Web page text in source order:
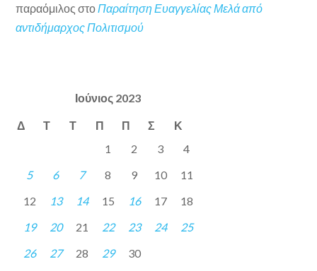
παραόμιλος στο Παραίτηση Ευαγγελίας Μελά από
αντιδήμαρχος Πολιτισμού
Ιούνιος 2023
Δ Τ Τ Π Π Σ Κ
1 2 3
4
5
6 7 8 9 10
11
12
13 14 15 16 17
18
19
20 21 22 23 24
25
26
27 28 29 30